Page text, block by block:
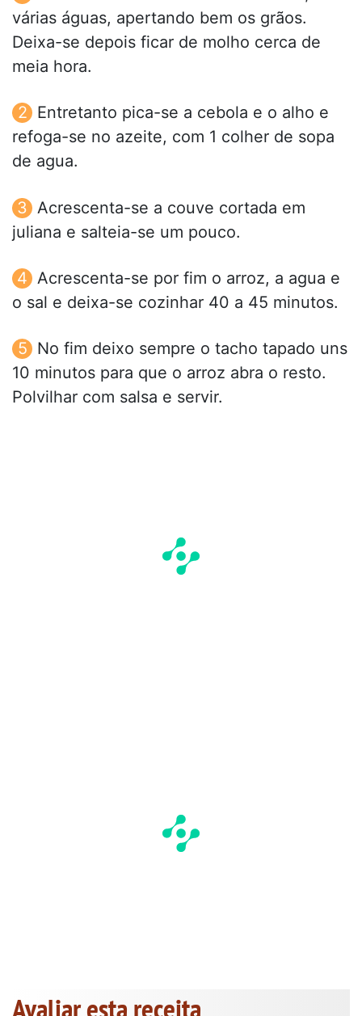
várias águas, apertando bem os grãos.
Deixa-se depois ficar de molho cerca de
meia hora.
Entretanto pica-se a cebola e o alho e
refoga-se no azeite, com 1 colher de sopa
de agua.
Acrescenta-se a couve cortada em
juliana e salteia-se um pouco.
Acrescenta-se por fim o arroz, a agua e
o sal e deixa-se cozinhar 40 a 45 minutos.
No fim deixo sempre o tacho tapado uns
10 minutos para que o arroz abra o resto.
Polvilhar com salsa e servir.
Avaliar esta receita